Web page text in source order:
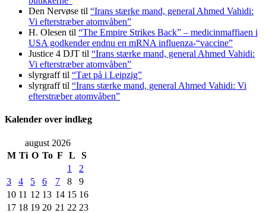
Den Nervøse til “Irans stærke mand, general Ahmed Vahidi:
Vi efterstræber atomvåben”
H. Olesen til “The Empire Strikes Back” – medicinmaffiaen i
USA godkender endnu en mRNA influenza-“vaccine”
Justice 4 DJT til “Irans stærke mand, general Ahmed Vahidi:
Vi efterstræber atomvåben”
slyrgrafftil “Tæt på i Leipzig”
slyrgrafftil “Irans stærke mand, general Ahmed Vahidi: Vi
efterstræber atomvåben”
Kalender over indlæg
august 2026
M Ti O To F L
S
1
2
3
4 5 6 7 8
9
10 11 12 13 14 15 16
17 18 19 20 21 22 23